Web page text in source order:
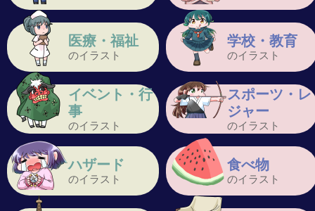
医療・福祉
のイラスト
学校・教育
のイラスト
イベント・行
事
のイラスト
スポーツ・レ
ジャー
のイラスト
ハザード
のイラスト
食べ物
のイラスト